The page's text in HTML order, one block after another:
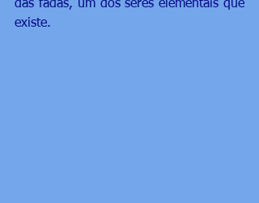
das fadas, um dos seres elementais que
existe.